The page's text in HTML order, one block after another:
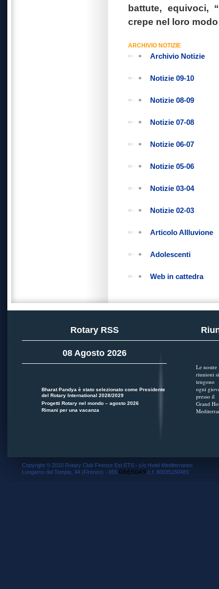
battute, equivoci,
crepe nel loro
ARCHIVIO NOTIZIE
Archivio Notizie
Notizie 09-10
Notizie 08-09
Notizie 07-08
Notizie 06-07
Notizie 05-06
Notizie 03-04
Notizie 02-03
Articolo Allluvione
Adolescenti
Web in cattedra
Rotary RSS
08 Agosto 2026
Bharat Pandya è stato selezionato come Presidente
del Rotary International 2028/2029
Progetti Rotary nel mondo – agosto 2026
Rimani per una vacanza
Le nostre
riunioni si
tengono
ogni
presso il
Grand
Copyright © 2010 Rotary Club Firenze Est ETS - c/o Hotel Mediterraneo
Lungarno del Tempio, 44 (Firenze) - 055. 0665049 c.f. 80035150483